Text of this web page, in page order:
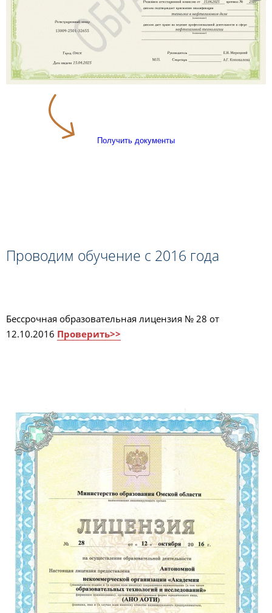
Получить документы
Проводим обучение с 2016 года
Бессрочная образовательная лицензия № 28 от
12.10.2016 Проверить>>